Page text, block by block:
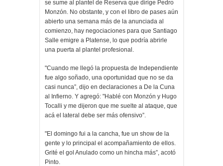
se sume al plantel de Reserva que dirige Pedro
Monzón. No obstante, y con el libro de pases aún
abierto una semana más de la anunciada al
comienzo, hay negociaciones para que Santiago
Salle emigre a Platense, lo que podría abrirle
una puerta al plantel profesional.
"Cuando me llegó la propuesta de Independiente
fue algo soñado, una oportunidad que no se da
casi nunca”, dijo en declaraciones a De la Cuna
al Infierno. Y agregó: "Hablé con Monzón y Hugo
Tocalli y me dijeron que me suelte al ataque, que
acá el lateral debe ser más ofensivo”.
"El domingo fui a la cancha, fue un show de la
gente y lo principal el acompañamiento de ellos.
Grité el gol Anulado como un hincha más”, acotó
Pinto.